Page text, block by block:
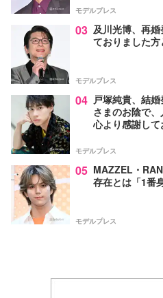
モデルプレス
03 及川光博、再
ておりました方
モデルプレス
04 戸塚純貴、結
さまのお陰で、
心より感謝して
モデルプレス
05 MAZZEL・
存在とは「1番
モデルプレス